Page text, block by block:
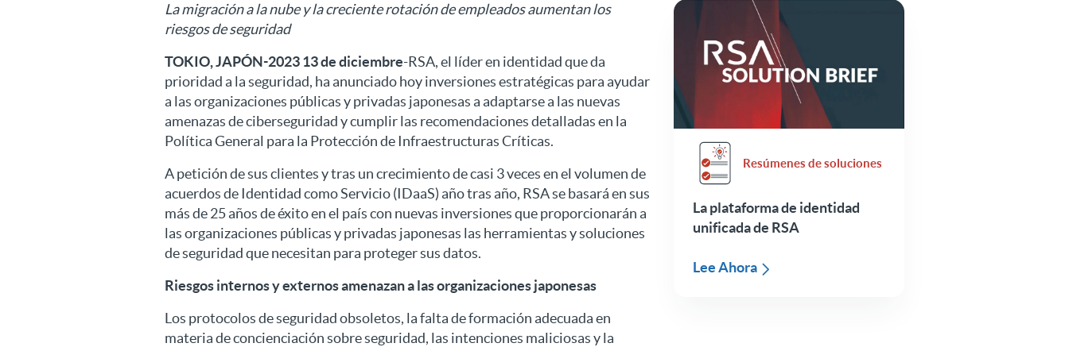
La migración a la nube y la creciente rotación de empleados aumentan los
riesgos de seguridad
TOKIO, JAPÓN-2023 13 de diciembre-RSA, el líder en identidad que da
prioridad a la seguridad, ha anunciado hoy inversiones estratégicas para ayudar
a las organizaciones públicas y privadas japonesas a adaptarse a las nuevas
amenazas de ciberseguridad y cumplir las recomendaciones detalladas en la
Política General para la Protección de Infraestructuras Críticas.
A petición de sus clientes y tras un crecimiento de casi 3 veces en el volumen de
acuerdos de Identidad como Servicio (IDaaS) año tras año, RSA se basará en sus
más de 25 años de éxito en el país con nuevas inversiones que proporcionarán a
las organizaciones públicas y privadas japonesas las herramientas y soluciones
de seguridad que necesitan para proteger sus datos.
Riesgos internos y externos amenazan a las organizaciones japonesas
Los protocolos de seguridad obsoletos, la falta de formación adecuada en
materia de concienciación sobre seguridad, las intenciones maliciosas y la
Resúmenes de soluciones
La plataforma de identidad
unificada de RSA
Lee Ahora